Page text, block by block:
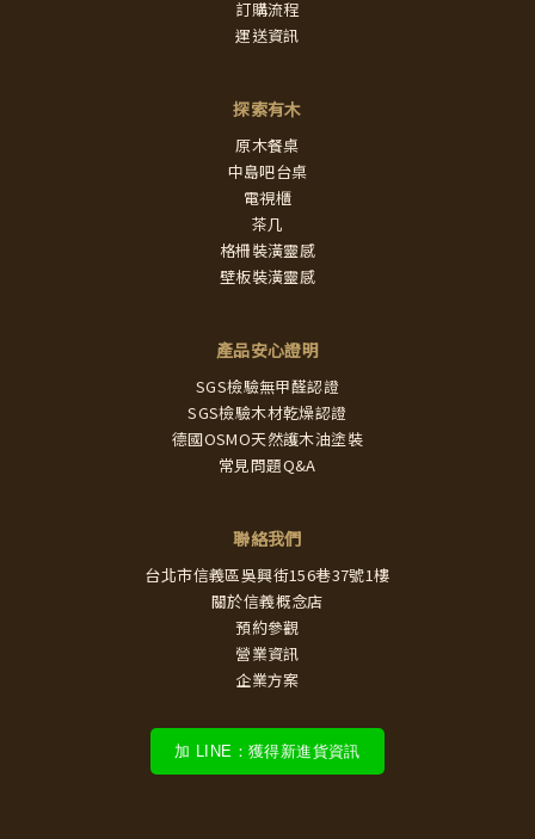
訂購流程
運送資訊
探索有木
原木餐桌
中島吧台桌
電視櫃
茶几
格柵裝潢靈感
壁板裝潢靈感
產品安心證明
SGS檢驗無甲醛認證
SGS檢驗木材乾燥認證
德國OSMO天然護木油塗裝
常見問題Q&A
聯絡我們
台北市信義區吳興街156巷37號1樓
關於信義概念店
預約參觀
營業資訊
企業方案
加 LINE：獲得新進貨資訊